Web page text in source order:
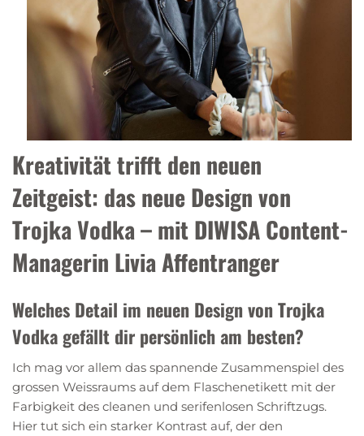
Kreativität trifft den neuen
Zeitgeist: das neue Design von
Trojka Vodka – mit DIWISA Content-
Managerin Livia Affentranger
Welches Detail im neuen Design von Trojka
Vodka gefällt dir persönlich am besten?
Ich mag vor allem das spannende Zusammenspiel des
grossen Weissraums auf dem Flaschenetikett mit der
Farbigkeit des cleanen und serifenlosen Schriftzugs.
Hier tut sich ein starker Kontrast auf, der den